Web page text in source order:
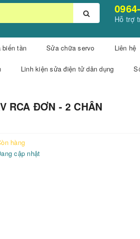
Hỗ trợ
tần Sửa chữa servo Liên hệ
Linh kiện sửa điện tử dân dụng
RCA ĐƠN - 2 CHÂN
hàng
cập nhật